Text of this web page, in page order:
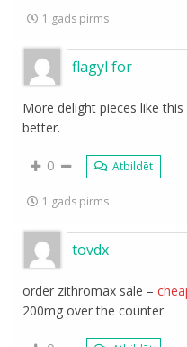
1 gads pirms
flagyl for
More delight pieces like
better.
0 Atbildēt
1 gads pirms
tovdx
order zithromax sale –
200mg over the counter